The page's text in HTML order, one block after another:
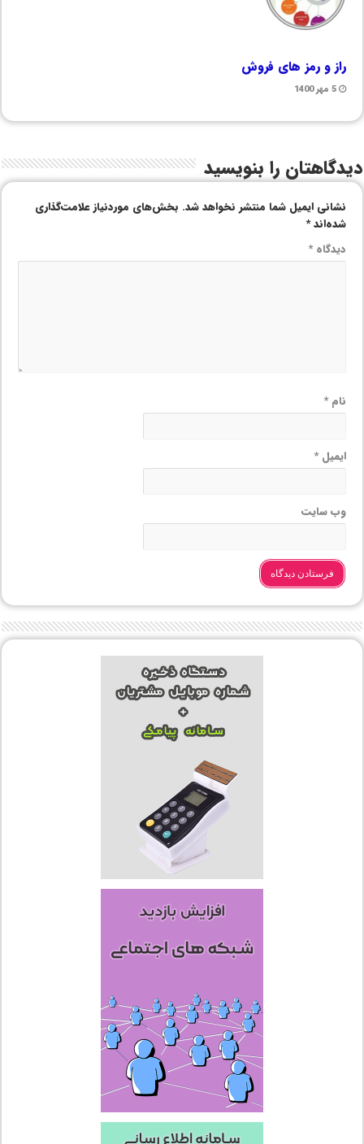
راز و رمز های فروش
5 مهر 1400
دیدگاهتان را بنویسید
نشانی ایمیل شما منتشر نخواهد شد. بخش‌های موردنیاز علامت‌گذاری
شده‌اند*
دیدگاه*
نام*
ایمیل*
وب‌ سایت